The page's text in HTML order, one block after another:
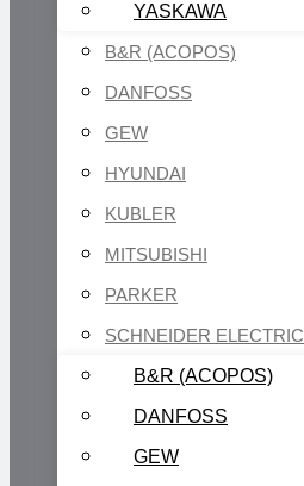
YASKAWA
B&R (ACOPOS)
DANFOSS
GEW
HYUNDAI
KUBLER
MITSUBISHI
PARKER
SCHNEIDER ELECTRIC
B&R (ACOPOS)
DANFOSS
GEW